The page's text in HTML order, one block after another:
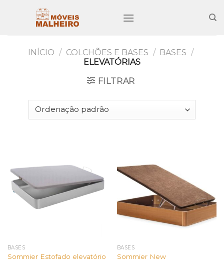
INÍCIO / COLCHÕES E BASES / BASES /
ELEVATÓRIAS
FILTRAR
BASES
Sommier Estofado elevatório
BASES
Sommier New